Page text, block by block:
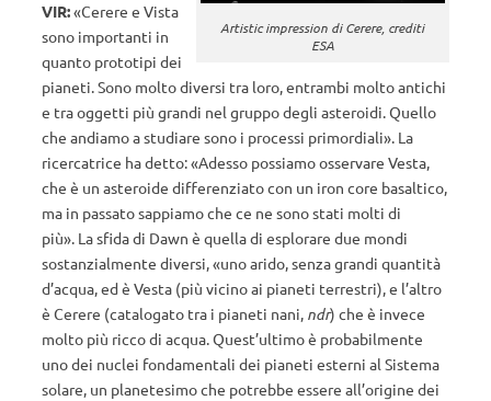
Artistic impression di Cerere, crediti
ESA
VIR:«Cerere e Vista
sono importanti in
quanto prototipi dei
pianeti. Sono molto diversi tra loro, entrambi molto antichi
e tra oggetti più grandi nel gruppo degli asteroidi. Quello
che andiamo a studiare sono i processi primordiali». La
ricercatrice ha detto: «Adesso possiamo osservare Vesta,
che è un asteroide differenziato con un iron core basaltico,
ma in passato sappiamo che ce ne sono stati molti di
più». La sfida di Dawn è quella di esplorare due mondi
sostanzialmente diversi, «uno arido, senza grandi quantità
d’acqua, ed è Vesta (più vicino ai pianeti terrestri), e l’altro
è Cerere (catalogato tra i pianeti nani, ndr) che è invece
molto più ricco di acqua. Quest’ultimo è probabilmente
uno dei nuclei fondamentali dei pianeti esterni al Sistema
solare, un planetesimo che potrebbe essere all’origine dei